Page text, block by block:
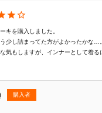
キを購入しました。
少し詰まってた方がよかったかな…。
気もしますが、インナーとして着る
購入者